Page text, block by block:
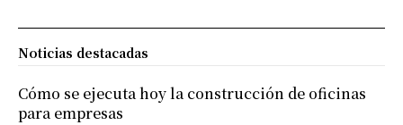
Noticias destacadas
Cómo se ejecuta hoy la construcción de oficinas
para empresas